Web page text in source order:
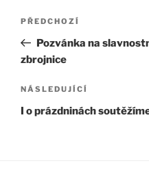
Navigace
příspěvek
Předchozí
příspěvek
PŘEDCHOZÍ
Pozvánka na
zbrojnice
Následující
příspěvek
NÁSLEDUJÍCÍ
I o prázdninách